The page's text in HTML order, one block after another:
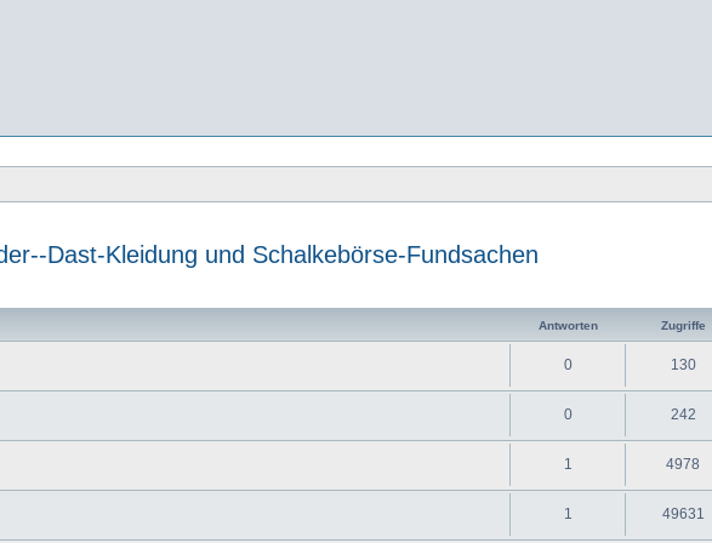
Dast-Kleidung und Schalkebörse-Fundsachen
Antworten Zugriffe
0 130
0 242
1 4978
1 49631